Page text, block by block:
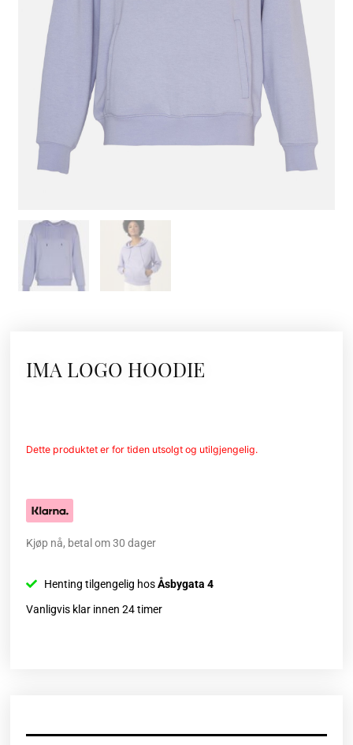
IMA LOGO HOODIE
Dette produktet er for tiden utsolgt og utilgjengelig.
Kjøp nå, betal om 30 dager
Henting tilgengelig hosÅsbygata 4
Vanligvis klar innen 24 timer